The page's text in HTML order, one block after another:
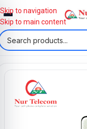
Skip to navigation
Skip to main content